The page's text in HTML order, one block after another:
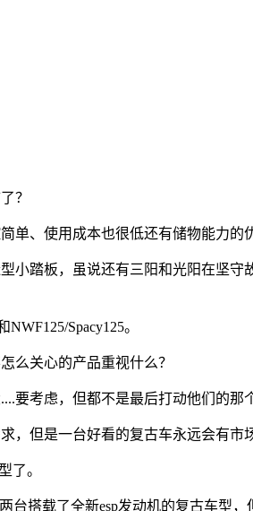
？
、使用成本也很低还有储物能力的
踏板，虽说还有三阳和光阳在坚守
Spacy125。
关心的产品重视什么？
考虑，但都不是最后打动他们的那
但是一台好看的复古车永远会有市
了。
搭载了全新esp发动机的复古车型，